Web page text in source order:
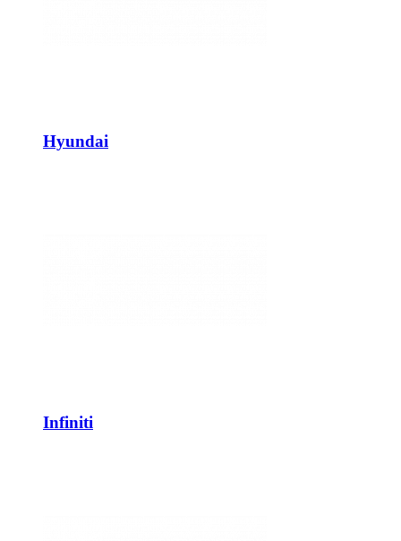
Hyundai
Infiniti